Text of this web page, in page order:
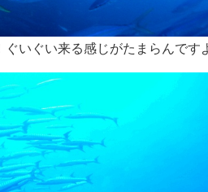
いぐい来る感じがたまらんです